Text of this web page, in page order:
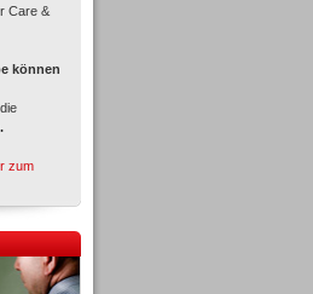
Care &
können
zum